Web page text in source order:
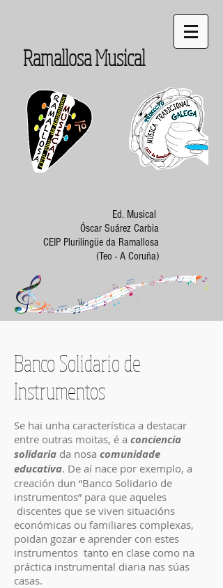
Ramallosa Musical
Ed. Musical
Óscar Suárez Carbia
CEIP Plurilingüe da Ramallosa
(Teo - A Coruña)
Banco Solidario de
Instrumentos
Se hai unha característica a destacar
entre outras moitas, é a conciencia
solidaria da nosa comunidade
educativa. De aí nace por exemplo, a
creación dun “Banco Solidario de
instrumentos” para que aqueles
discentes que se viven situacións
económicas ou familiares complexas,
poidan gozar e aprender con estes
instrumentos tanto en clase como na
práctica instrumental diaria nas súas
casas.